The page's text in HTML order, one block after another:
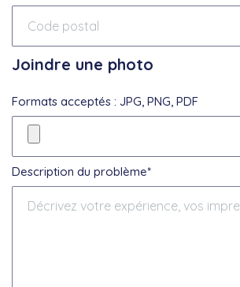
Joindre une photo
Formats acceptés : JPG, PNG, PDF
Description du problème*